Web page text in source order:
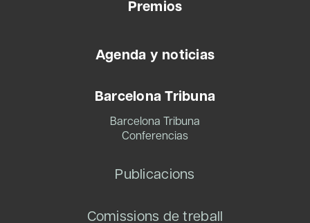
Premios
Agenda y noticias
Barcelona Tribuna
Barcelona Tribuna
Conferencias
Publicacions
Comissions de treball